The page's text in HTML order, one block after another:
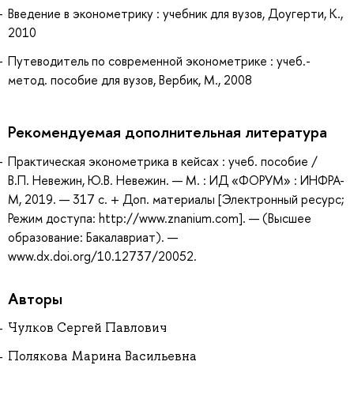
Введение в эконометрику : учебник для вузов, Доугерти, К.,
2010
Путеводитель по современной эконометрике : учеб.-
метод. пособие для вузов, Вербик, М., 2008
Рекомендуемая дополнительная литература
Практическая эконометрика в кейсах : учеб. пособие /
В.П. Невежин, Ю.В. Невежин. — М. : ИД «ФОРУМ» : ИНФРА-
М, 2019. — 317 с. + Доп. материалы [Электронный ресурс;
Режим доступа: http://www.znanium.com]. — (Высшее
образование: Бакалавриат). —
www.dx.doi.org/10.12737/20052.
Авторы
Чулков Сергей Павлович
Полякова Марина Васильевна